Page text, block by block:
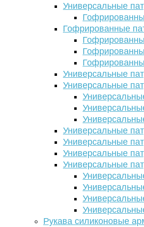
Универсальные
Гофрированные
Универсальные
Универсальные
Универсальные
Универсальные
Универсальные
Универсальные
Рукава силиконовые